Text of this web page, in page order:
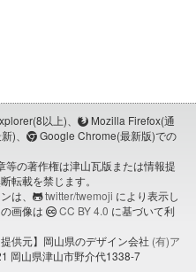
以上)、
Mozilla Firefox(通
)、
Google Chrome(最新版)での
等の著作権は津山瓦版または情報提
転載を禁じます。
は、
twitter/twemoji により表示し
画像は
CC BY 4.0 に基づいて利
供元】岡山県のデザイン会社 (有)ア
岡山県津山市野介代1338-7